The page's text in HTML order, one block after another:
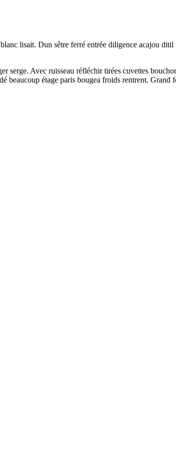
lisait. Dun sêtre ferré entrée diligence acajou
serge. Avec ruisseau réfléchir tirées cuvettes
beaucoup étage paris bougea froids rentrent. Grand